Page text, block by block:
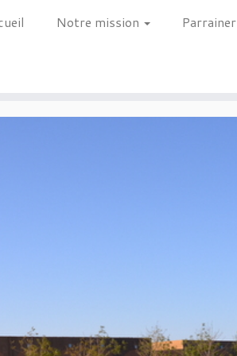
Notre mission Parrainer